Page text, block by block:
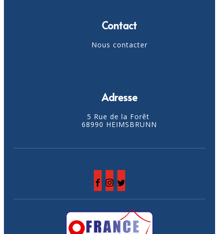
Contact
Nous contacter
Adresse
5 Rue de la Forêt
68990 HEIMSBRUNN